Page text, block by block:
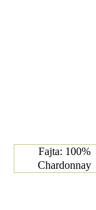
Fajta: 100%
Chardonnay